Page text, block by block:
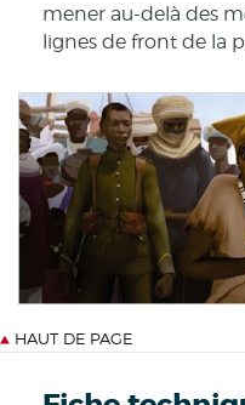
mener au-delà des
lignes de front de la
HAUT DE PAGE